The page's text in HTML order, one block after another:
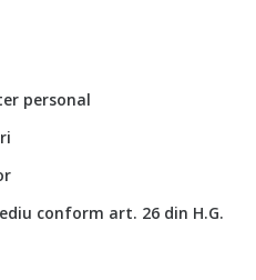
personal
conform art. 26 din H.G.